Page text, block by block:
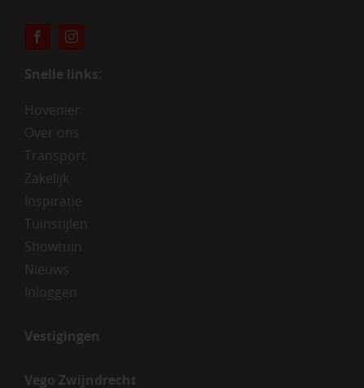
Snelle links:
Hovenier
Over ons
Transport
Zakelijk
Inspiratie
Tuinstijlen
Showtuin
Nieuws
Inloggen
Vestigingen
Vego Zwijndrecht